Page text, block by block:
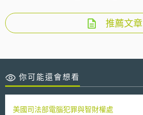
推薦文章
你可能還會想看
美國司法部電腦犯罪與智財權處